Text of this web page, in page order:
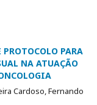
PARA
NA ATUAÇÃO
Cardoso, Fernando